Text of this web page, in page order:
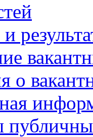
о